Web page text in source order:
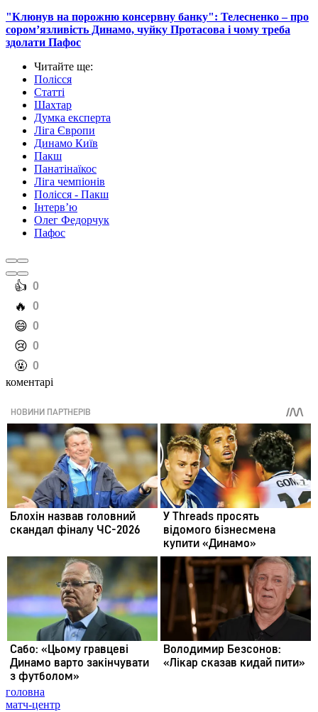
"Клюнув на порожню консервну банку": Телесненко – про
сором’язливість Динамо, чуйку Протасова і чому треба
здолати Пафос
Читайте ще:
Полісся
Статті
Шахтар
Думка експерта
Ліга Європи
Динамо Київ
Пакш
Панатінаїкос
Ліга чемпіонів
Полісся - Пакш
Інтерв’ю
Олег Федорчук
Пафос
️👍 0
️🔥 0
️😄 0
️😢 0
️🤬 0
коментарі
головна
матч-центр